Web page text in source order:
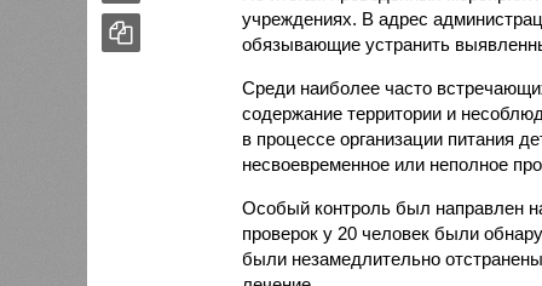
учреждениях. В адрес
обязывающие устранить
Среди наиболее часто
содержание территории и
в процессе организации питания
несвоевременное или неполное
Особый контроль был направлен
проверок у 20 человек были
были незамедлительно